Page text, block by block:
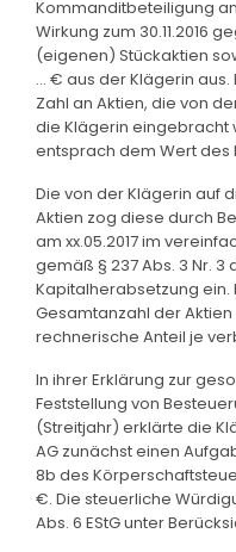
Kommanditbeteiligung
Wirkung zum 30.11.2016
(eigenen) Stückaktien
... € aus der Klägerin
Zahl an Aktien, die von
die Klägerin eingebracht
entsprach dem Wert des
Die von der Klägerin auf
Aktien zog diese durch
am xx.05.2017 im
gemäß § 237 Abs. 3 Nr.
Kapitalherabsetzung
Gesamtanzahl der
rechnerische Anteil je
In ihrer Erklärung zur
Feststellung von
(Streitjahr) erklärte die
AG zunächst einen
8b des
€. Die steuerliche
Abs. 6 EStG unter